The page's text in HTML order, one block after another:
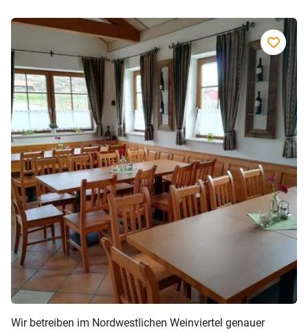
Wir betreiben im Nordwestlichen Weinviertel genauer